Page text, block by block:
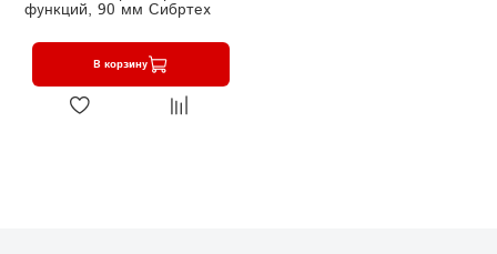
функций, 90 мм Сибртех
В корзину